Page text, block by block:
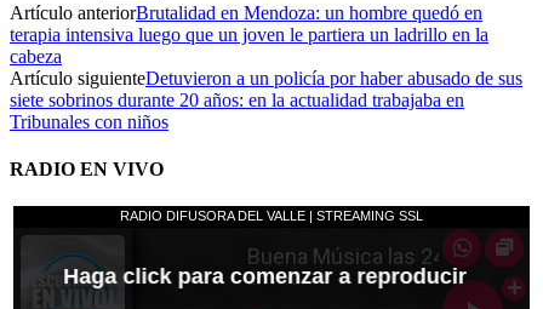
Artículo anteriorBrutalidad en Mendoza: un hombre quedó en
terapia intensiva luego que un joven le partiera un ladrillo en la
cabeza
Artículo siguienteDetuvieron a un policía por haber abusado de sus
siete sobrinos durante 20 años: en la actualidad trabajaba en
Tribunales con niños
RADIO EN VIVO